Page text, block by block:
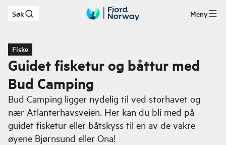
Hopp til hovedinnhold
Søk Meny
Fiske
Guidet fisketur og båttur med
Bud Camping
Bud Camping ligger nydelig til ved storhavet og
nær Atlanterhavsveien. Her kan du bli med på
guidet fisketur eller båtskyss til en av de vakre
øyene Bjørnsund eller Ona!